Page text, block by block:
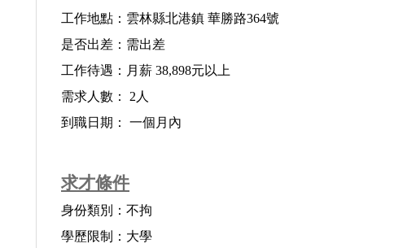
工作地點：雲林縣北港鎮 華勝路364號
是否出差：需出差
工作待遇：月薪 38,898元以上
需求人數： 2人
到職日期： 一個月內
求才條件
身份類別：不拘
學歷限制：大學